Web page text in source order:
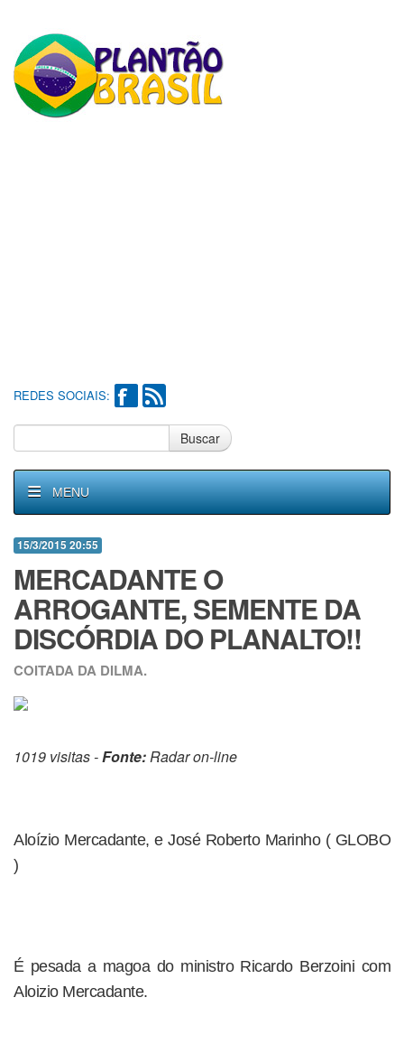
REDES SOCIAIS:
Buscar
MENU
15/3/2015 20:55
MERCADANTE O
ARROGANTE, SEMENTE DA
DISCÓRDIA DO PLANALTO!!
COITADA DA DILMA.
1019 visitas -Fonte:Radar on-line
Aloízio Mercadante, e José Roberto Marinho ( GLOBO
)
É pesada a magoa do ministro Ricardo Berzoini com
Aloizio Mercadante.